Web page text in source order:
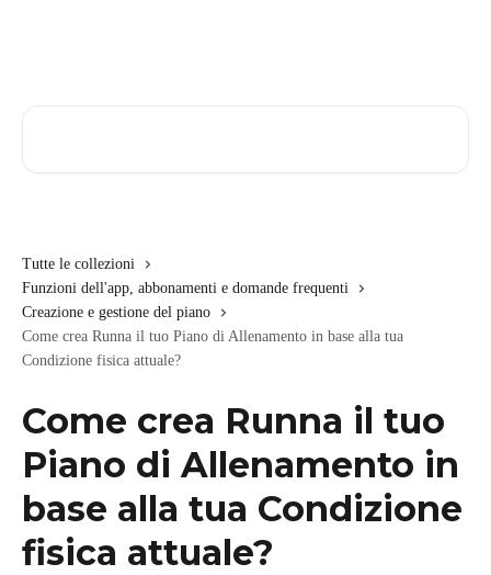
Tutte le collezioni
Funzioni dell'app, abbonamenti e domande frequenti
Creazione e gestione del piano
Come crea Runna il tuo Piano di Allenamento in base alla tua
Condizione fisica attuale?
Come crea Runna il tuo
Piano di Allenamento in
base alla tua Condizione
fisica attuale?